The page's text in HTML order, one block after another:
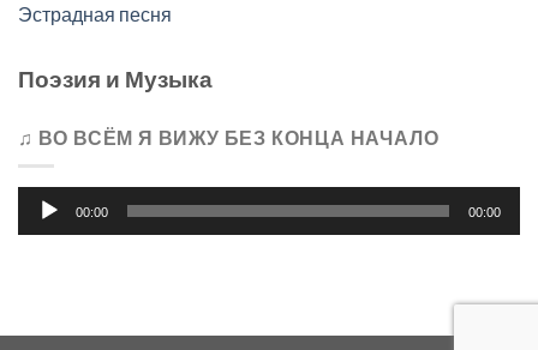
Эстрадная песня
Поэзия и Музыка
♫ ВО ВСЁМ Я ВИЖУ БЕЗ КОНЦА НАЧАЛО
Аудиоплеер
00:00 00:00